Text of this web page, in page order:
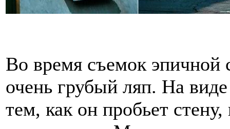
Во время съемок эпичной
очень грубый ляп. На виде
тем, как он пробьет